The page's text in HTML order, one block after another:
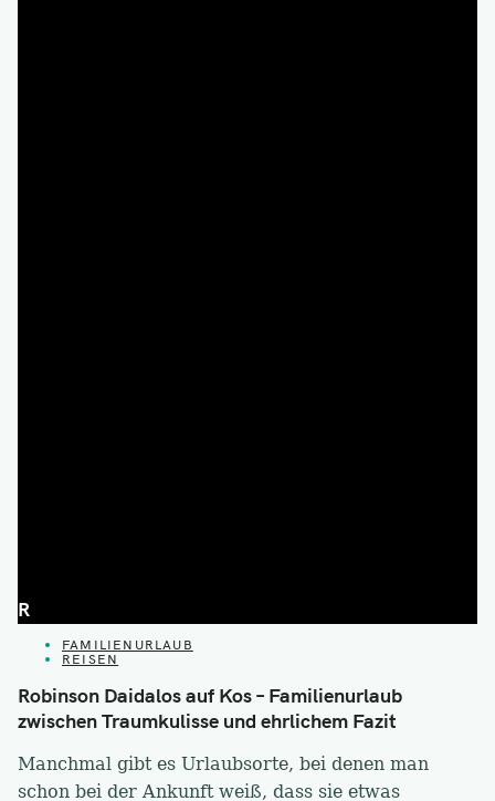
R
CATEGORIES
FAMILIENURLAUB
REISEN
Robinson Daidalos auf Kos – Familienurlaub
zwischen Traumkulisse und ehrlichem Fazit
Manchmal gibt es Urlaubsorte, bei denen man
schon bei der Ankunft weiß, dass sie etwas